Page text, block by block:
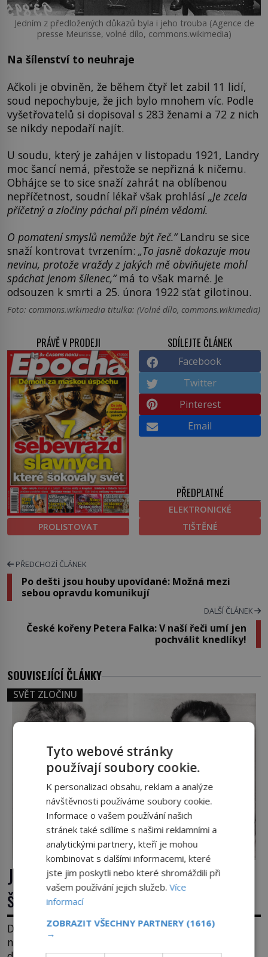
Jedním z předložených důkazů byla i jeho trouba (Agence de
presse Meurisse, volné dílo, commons.wikimedia)
Na šílenství to neuhraje
Ačkoli je obviněn, že během čtyř let zabil 11 lidí,
soud nepochybuje, že jich bylo mnohem víc. Podle
vyšetřovatelů si dopisoval s 283 ženami a 72 z nich
se nikdy nepodaří najít.
U soudu, který je zahájen v listopadu 1921, Landry
moc šancí nemá, přestože se nepřizná k ničemu.
Obhájce se to sice snaží zahrát na oblíbenou
nepříčetnost, soudní lékař však prohlásí „Je zcela
příčetný a zločiny páchal při plném vědomí.
O pomatení smyslů nemůže být řeč.“Landru se sice
snaží kontrovat tvrzením: „To jasně dokazuje mou
nevinu, protože vraždy z jakých mě obviňujete mohl
spáchat jenom šílenec,“má to však marné. Je
odsouzen k smrti a 25. února 1922 sťat gilotinou.
Foto: commons.wikimedia titulka: (Volné dílo, commons.wikimedia)
PRÁVĚ V PRODEJI
PROLISTOVAT
SDÍLEJTE ČLÁNEK
Facebook
Twitter
Pinterest
Email
PŘEDPLATNÉ
ELEKTRONICKÉ
TIŠTĚNÉ
PŘEDCHOZÍ ČLÁNEK
Po dešti jsou houby upovídané: Možná mezi
sebou opravdu komunikují
DALŠÍ ČLÁNEK
České kořeny Petera Falka: V naší řeči umí jen
pochválit knedlíky!
SOUVISEJÍCÍ ČLÁNKY
SVĚT ZLOČINU
James Whitey Bulger: Práskač, co
šel po práskačích
Dlouhé roky se v USA drží mezi desítkou
nejhledanějších mužů a dopracuje to až na číslo
Tyto webové stránky
používají soubory cookie.
K personalizaci obsahu, reklam a analýze
návštěvnosti používáme soubory cookie.
Informace o vašem používání našich
stránek také sdílíme s našimi reklamními a
analytickými partnery, kteří je mohou
kombinovat s dalšími informacemi, které
jste jim poskytli nebo které shromáždili při
vašem používání jejich služeb.Více
informací
ZOBRAZIT VŠECHNY PARTNERY (1616)
→